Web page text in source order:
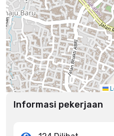
Informasi pekerjaan